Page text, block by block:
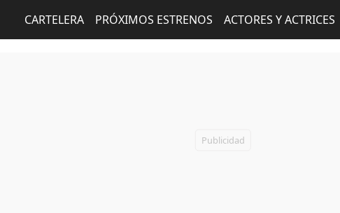
CARTELERA PRÓXIMOS ESTRENOS ACTORES Y ACTRICES